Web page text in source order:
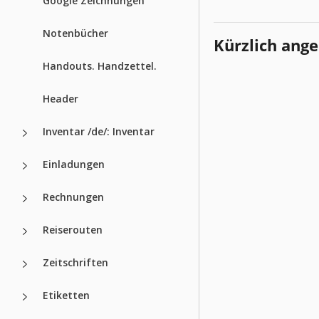
Notenbücher
Handouts. Handzettel.
Header
Inventar /de/: Inventar
Einladungen
Rechnungen
Reiserouten
Zeitschriften
Etiketten
Kürzlich